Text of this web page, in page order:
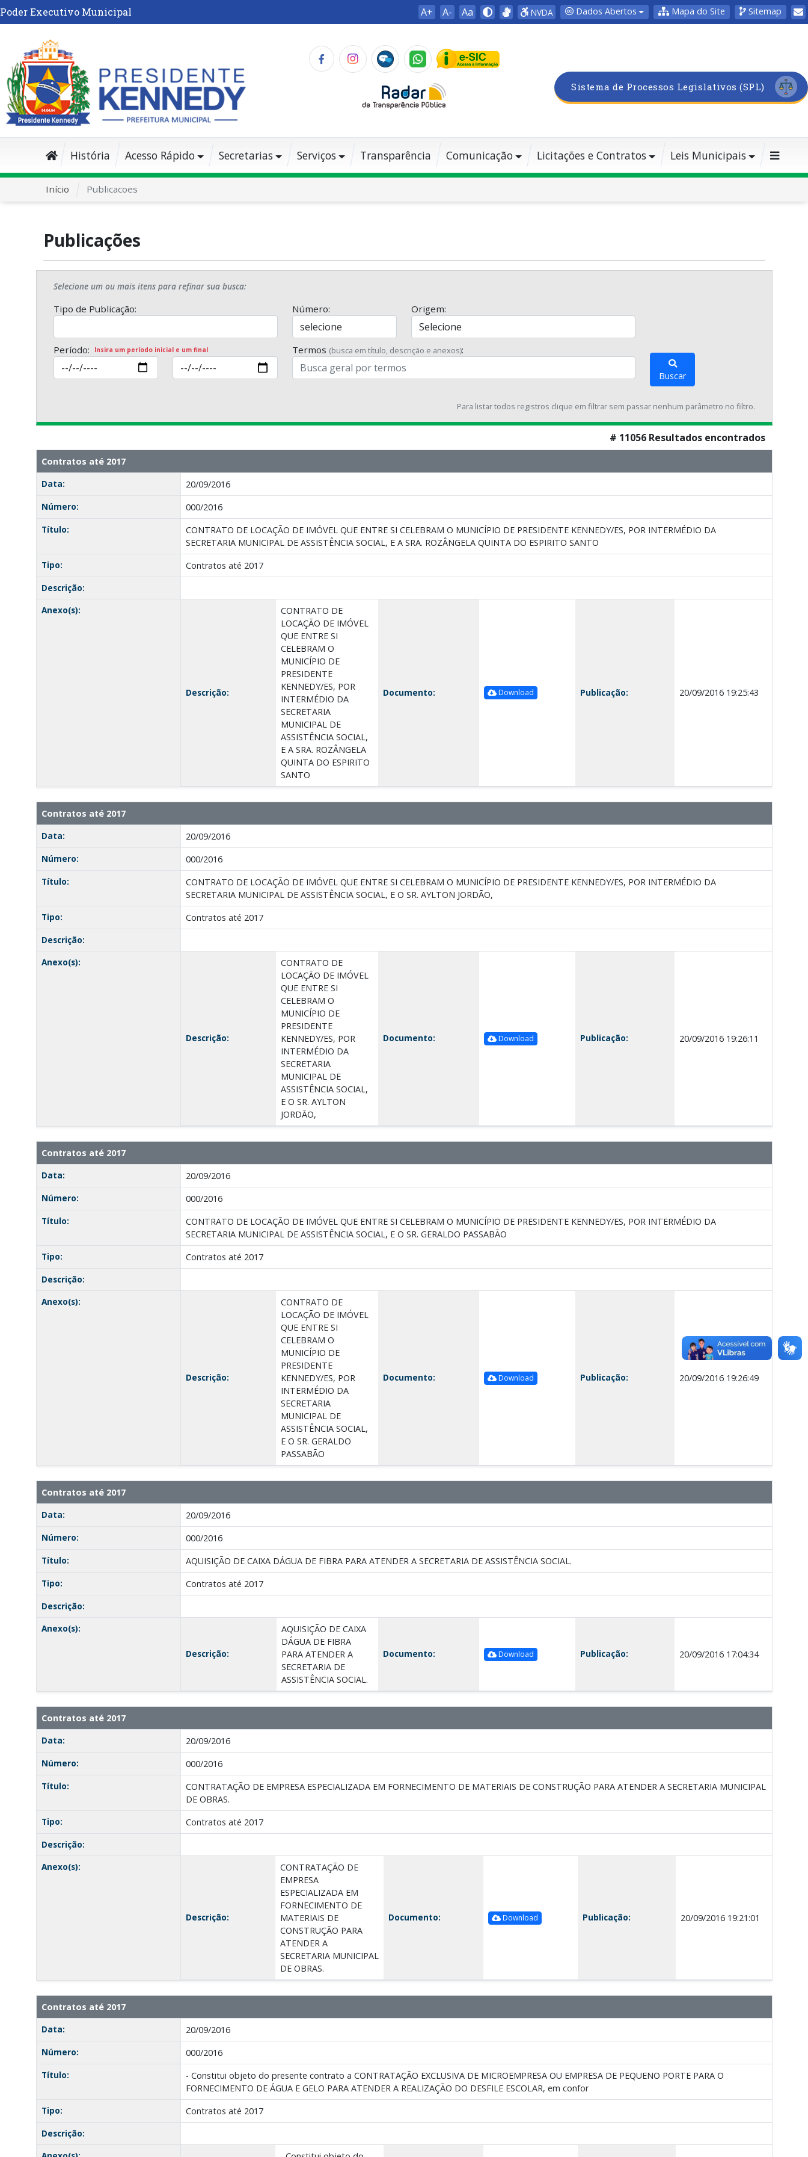
Poder Executivo Municipal A+ A- Aa NVDA Dados Abertos Mapa do Site Sitemap
Sistema de Processos Legislativos (SPL)
História Acesso Rápido Secretarias Serviços Transparência Comunicação Licitações e Contratos Leis Municipais
Início Publicacoes
Publicações
Selecione um ou mais itens para refinar sua busca:
Tipo de Publicação: Número: Origem:
Período: Insira um período inicial e um final Termos (busca em título, descrição e anexos):
Buscar
Para listar todos registros clique em filtrar sem passar nenhum parâmetro no filtro.
# 11056 Resultados encontrados
Contratos até 2017
Data:
20/09/2016
Número:
000/2016
Título:
CONTRATO DE LOCAÇÃO DE IMÓVEL QUE ENTRE SI CELEBRAM O MUNICÍPIO DE PRESIDENTE KENNEDY/ES, POR INTERMÉDIO DA
SECRETARIA MUNICIPAL DE ASSISTÊNCIA SOCIAL, E A SRA. ROZÂNGELA QUINTA DO ESPIRITO SANTO
Tipo:
Contratos até 2017
Descrição:
Anexo(s):
Descrição:
CONTRATO DE
LOCAÇÃO DE IMÓVEL
QUE ENTRE SI
CELEBRAM O
MUNICÍPIO DE
PRESIDENTE
KENNEDY/ES, POR
INTERMÉDIO DA
SECRETARIA
MUNICIPAL DE
ASSISTÊNCIA SOCIAL,
E A SRA. ROZÂNGELA
QUINTA DO ESPIRITO
SANTO
Documento: Download Publicação: 20/09/2016 19:25:43
Contratos até 2017
Data:
20/09/2016
Número:
000/2016
Título:
CONTRATO DE LOCAÇÃO DE IMÓVEL QUE ENTRE SI CELEBRAM O MUNICÍPIO DE PRESIDENTE KENNEDY/ES, POR INTERMÉDIO DA
SECRETARIA MUNICIPAL DE ASSISTÊNCIA SOCIAL, E O SR. AYLTON JORDÃO,
Tipo:
Contratos até 2017
Descrição:
Anexo(s):
Descrição:
CONTRATO DE
LOCAÇÃO DE IMÓVEL
QUE ENTRE SI
CELEBRAM O
MUNICÍPIO DE
PRESIDENTE
KENNEDY/ES, POR
INTERMÉDIO DA
SECRETARIA
MUNICIPAL DE
ASSISTÊNCIA SOCIAL,
E O SR. AYLTON
JORDÃO,
Documento: Download Publicação: 20/09/2016 19:26:11
Contratos até 2017
Data:
20/09/2016
Número:
000/2016
Título:
CONTRATO DE LOCAÇÃO DE IMÓVEL QUE ENTRE SI CELEBRAM O MUNICÍPIO DE PRESIDENTE KENNEDY/ES, POR INTERMÉDIO DA
SECRETARIA MUNICIPAL DE ASSISTÊNCIA SOCIAL, E O SR. GERALDO PASSABÃO
Tipo:
Contratos até 2017
Descrição:
Anexo(s):
Descrição:
CONTRATO DE
LOCAÇÃO DE IMÓVEL
QUE ENTRE SI
CELEBRAM O
MUNICÍPIO DE
PRESIDENTE
KENNEDY/ES, POR
INTERMÉDIO DA
SECRETARIA
MUNICIPAL DE
ASSISTÊNCIA SOCIAL,
E O SR. GERALDO
PASSABÃO
Documento: Download Publicação: 20/09/2016 19:26:49
Contratos até 2017
Data:
20/09/2016
Número:
000/2016
Título:
AQUISIÇÃO DE CAIXA DÁGUA DE FIBRA PARA ATENDER A SECRETARIA DE ASSISTÊNCIA SOCIAL.
Tipo:
Contratos até 2017
Descrição:
Anexo(s):
Descrição:
AQUISIÇÃO DE CAIXA
DÁGUA DE FIBRA
PARA ATENDER A
SECRETARIA DE
ASSISTÊNCIA SOCIAL.
Documento: Download Publicação: 20/09/2016 17:04:34
Contratos até 2017
Data:
20/09/2016
Número:
000/2016
Título:
CONTRATAÇÃO DE EMPRESA ESPECIALIZADA EM FORNECIMENTO DE MATERIAIS DE CONSTRUÇÃO PARA ATENDER A SECRETARIA MUNICIPAL
DE OBRAS.
Tipo:
Contratos até 2017
Descrição:
Anexo(s):
Descrição:
CONTRATAÇÃO DE
EMPRESA
ESPECIALIZADA EM
FORNECIMENTO DE
MATERIAIS DE
CONSTRUÇÃO PARA
ATENDER A
SECRETARIA MUNICIPAL
DE OBRAS.
Documento: Download Publicação: 20/09/2016 19:21:01
Contratos até 2017
Data:
20/09/2016
Número:
000/2016
Título:
- Constitui objeto do presente contrato a CONTRATAÇÃO EXCLUSIVA DE MICROEMPRESA OU EMPRESA DE PEQUENO PORTE PARA O
FORNECIMENTO DE ÁGUA E GELO PARA ATENDER A REALIZAÇÃO DO DESFILE ESCOLAR, em confor
Tipo:
Contratos até 2017
Descrição: